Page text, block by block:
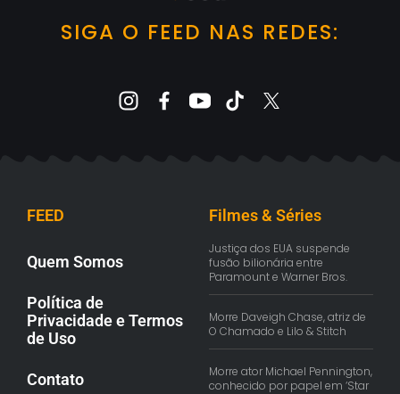
SIGA O FEED NAS REDES:
FEED
Quem Somos
Política de
Privacidade e Termos
de Uso
Contato
Filmes & Séries
Justiça dos EUA suspende
fusão bilionária entre
Paramount e Warner Bros.
Morre Daveigh Chase, atriz de
O Chamado e Lilo & Stitch
Morre ator Michael Pennington,
conhecido por papel em ‘Star